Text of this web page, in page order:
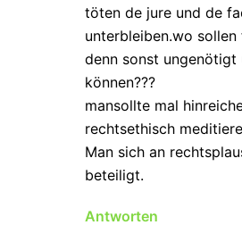
töten de jure und de
unterbleiben.wo
denn sonst
können???
mansollte mal
rechtsethisch
Man sich an
beteiligt.
Antworten